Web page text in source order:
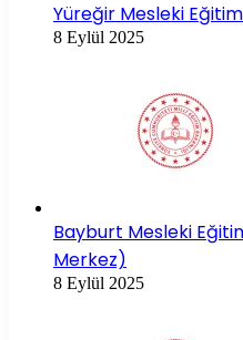
Yüreğir Mesleki
8 Eylül 2025
Bayburt Mesleki
Merkez)
8 Eylül 2025